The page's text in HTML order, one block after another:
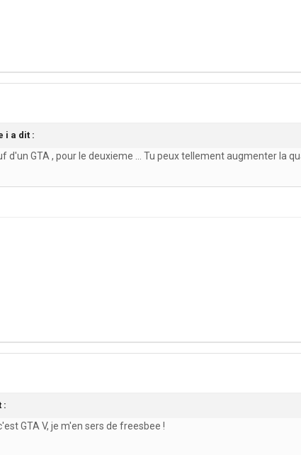
i a dit :
d'un GTA , pour le deuxieme ... Tu peux tellement augmenter la
:
GTA V, je m'en sers de freesbee !